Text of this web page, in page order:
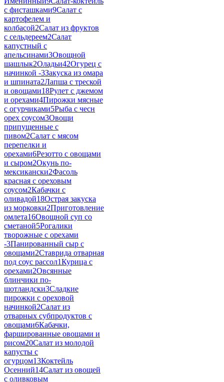
с фисташками9Салат с
картофелем и
колбасой2Салат из фруктов
с сельдереем2Салат
капустный с
апельсинами3Овощной
шашлык2Оладьи42Огурец с
начинкой -3Закуска из омара
и шпината2Лапша с треской
и овощами18Рулет с джемом
и орехами4Пирожки мясные
с огурчиками5Рыба с чесн
орех соусом3Овощи
припущенные с
пивом2Салат с мясом
перепелки и
орехами6Резотто с овощами
и сыром2Окунь по-
мексикански2Фасоль
красная с ореховым
соусом2Кабачки с
оливадой18Острая закуска
из морковки2Приготовление
омлета16Овощной суп со
сметаной5Рогалики
творожные с орехами
-3Панированный сыр с
овощами2Ставрида отварная
под соус рассол1Курица с
орехами2Овсянные
блинчики по-
шотландски3Сладкие
пирожки с ореховой
начинкой2Салат из
отварных субпродуктов с
овощами6Кабачки,
фаршированные овощами и
рисом20Салат из молодой
капусты с
огурцом13Коктейль
Осенний14Салат из овощей
с оливковым